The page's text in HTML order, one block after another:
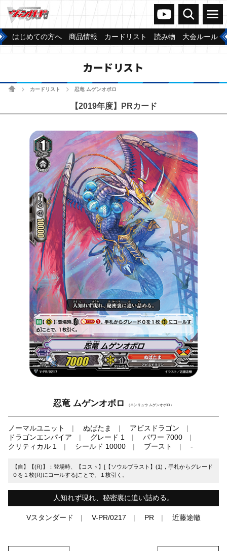
ヴァンガードch
検索 メニュー
はじめての方へ 商品情報 カードリスト 読み物 大会ルール
カードリスト
ホームカードリスト 忍竜 ムゲンオボロ
【2019年度】PRカード
忍竜 ムゲンオボロ （ニンリュウ ムゲンオボロ）
ノーマルユニット ぬばたま
アビスドラゴン
ドラゴンエンパイア
グレード 1
パワー 7000
クリティカル 1
シールド 10000 ブースト -
【自】【(R)】：登場時、【コスト】[【ソウルブラスト】(1)，手札からグレード
０を１枚(R)にコールする]ことで、１枚引く。
人知れず現れ、秘密裏に追い詰める。
Vスタンダード V-PR/0217 PR 近藤途轍